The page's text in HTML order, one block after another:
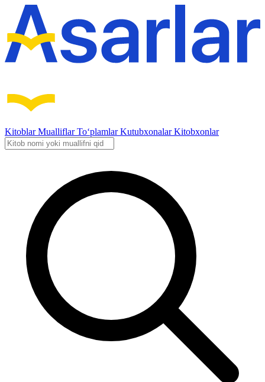
KitoblarMualliflarTo‘plamlarKutubxonalarKitobxonlar